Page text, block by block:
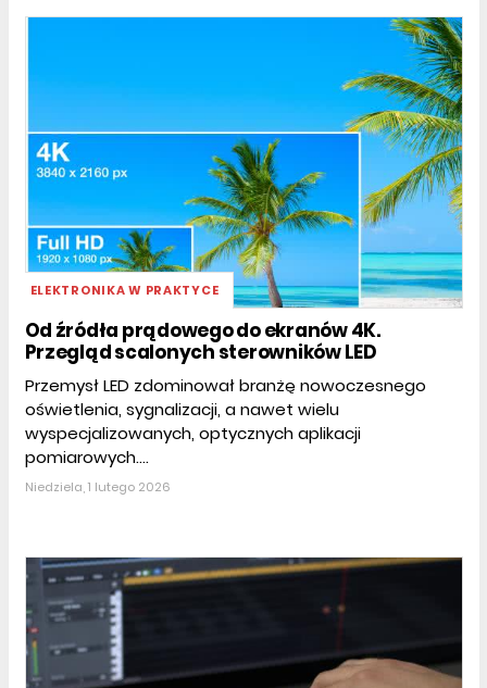
ELEKTRONIKA W PRAKTYCE
Od źródła prądowego do ekranów 4K.
Przegląd scalonych sterowników LED
Przemysł LED zdominował branżę nowoczesnego
oświetlenia, sygnalizacji, a nawet wielu
wyspecjalizowanych, optycznych aplikacji
pomiarowych....
Niedziela, 1 lutego 2026